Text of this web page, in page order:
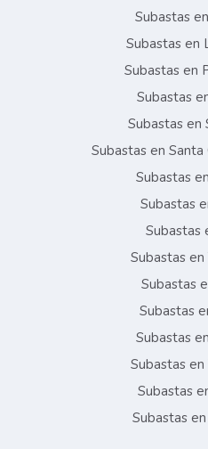
Subastas
Subastas en
Subastas en
Subastas
Subastas en
Subastas en
Subastas
Subastas
Subastas
Subastas en
Subastas
Subastas
Subastas
Subastas
Subastas
Subastas